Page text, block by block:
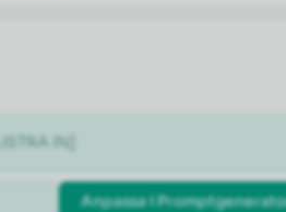
IN]
Anpassa i